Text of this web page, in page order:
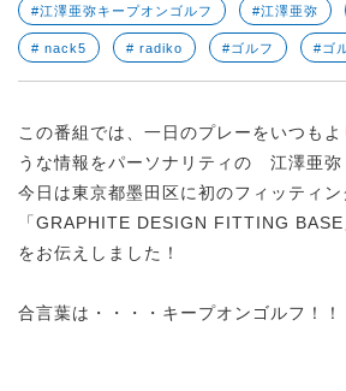
#江澤亜弥キープオンゴルフ #江澤亜弥
# nack5 # radiko #ゴルフ #ゴ
この番組では、一日のプレーをいつも
うな情報をパーソナリティの 江澤亜
今日は東京都墨田区に初のフィッティン
「GRAPHITE DESIGN FITTING
をお伝えしました！
合言葉は・・・・キープオンゴルフ！！